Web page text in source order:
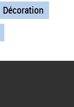
Décoration